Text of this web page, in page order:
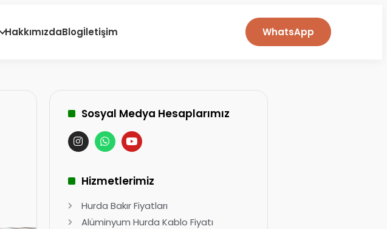
HakkımızdaBlogİletişim WhatsApp
Sosyal Medya Hesaplarımız
Hizmetlerimiz
Hurda Bakır Fiyatları
Alüminyum Hurda Kablo Fiyatı